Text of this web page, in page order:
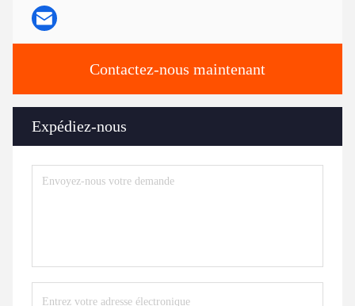
Contactez-nous maintenant
Expédiez-nous